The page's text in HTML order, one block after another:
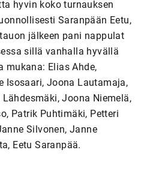
hyvin koko turnauksen
Saranpään Eetu,
jälkeen pani nappulat
sillä vanhalla hyvällä
mukana: Elias Ahde,
Isosaari, Joona Lautamaja,
Joona Niemelä,
Patrik Puhtimäki, Petteri
Silvonen, Janne
Eetu Saranpää.